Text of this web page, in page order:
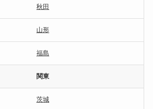
秋田
山形
福島
関東
茨城